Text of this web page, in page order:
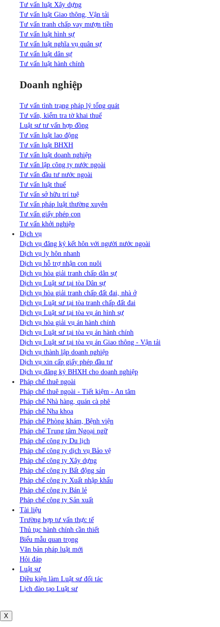
Tư vấn luật Xây dựng
Tư vấn luật Giao thông, Vận tải
Tư vấn tranh chấp vay mượn tiền
Tư vấn luật hình sự
Tư vấn luật nghĩa vụ quân sự
Tư vấn luật dân sự
Tư vấn luật hành chính
Doanh nghiệp
Tư vấn tình trạng pháp lý tổng quát
Tư vấn, kiểm tra tờ khai thuế
Luật sư tư vấn hợp đồng
Tư vấn luật lao động
Tư vấn luật BHXH
Tư vấn luật doanh nghiệp
Tư vấn lập công ty nước ngoài
Tư vấn đầu tư nước ngoài
Tư vấn luật thuế
Tư vấn sở hữu trí tuệ
Tư vấn pháp luật thường xuyên
Tư vấn giấy phép con
Tư vấn khởi nghiệp
Dịch vụ
Dịch vụ đăng ký kết hôn với người nước ngoài
Dịch vụ ly hôn nhanh
Dịch vụ hỗ trợ nhận con nuôi
Dịch vụ hòa giải tranh chấp dân sự
Dịch vụ Luật sư tại tòa Dân sự
Dịch vụ hòa giải tranh chấp đất đai, nhà ở
Dịch vụ Luật sư tại tòa tranh chấp đất đai
Dịch vụ Luật sư tại tòa vụ án hình sự
Dịch vụ hòa giải vụ án hành chính
Dịch vụ Luật sư tại tòa vụ án hành chính
Dịch vụ Luật sư tại tòa vụ án Giao thông - Vận tải
Dịch vụ thành lập doanh nghiệp
Dịch vụ xin cấp giấy phép đầu tư
Dịch vụ đăng ký BHXH cho doanh nghiệp
Pháp chế thuê ngoài
Pháp chế thuê ngoài - Tiết kiệm - An tâm
Pháp chế Nhà hàng, quán cà phê
Pháp chế Nha khoa
Pháp chế Phòng khám, Bệnh viện
Pháp chế Trung tâm Ngoại ngữ
Pháp chế công ty Du lịch
Pháp chế công ty dịch vụ Bảo vệ
Pháp chế công ty Xây dựng
Pháp chế công ty Bất động sản
Pháp chế công ty Xuất nhập khẩu
Pháp chế công ty Bán lẻ
Pháp chế công ty Sản xuất
Tài liệu
Trường hợp tư vấn thực tế
Thủ tục hành chính cần thiết
Biểu mẫu quan trọng
Văn bản pháp luật mới
Hỏi đáp
Luật sư
Điều kiện làm Luật sư đối tác
Lịch đào tạo Luật sư
X